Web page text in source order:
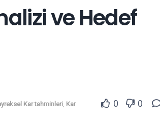
ve Hedef
Kar tahminleri Kar
0 0